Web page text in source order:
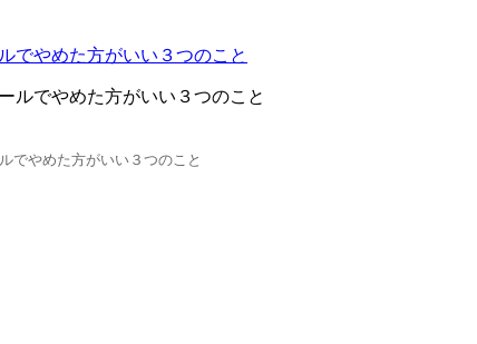
でやめた方がいい３つのこと
でやめた方がいい３つのこと